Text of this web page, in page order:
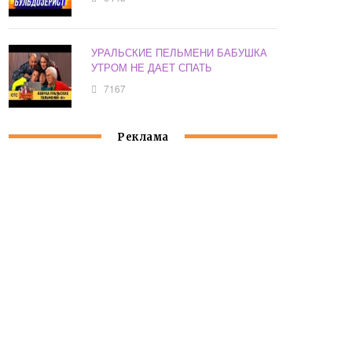
УРАЛЬСКИЕ ПЕЛЬМЕНИ БАБУШКА
УТРОМ НЕ ДАЕТ СПАТЬ
7167
Реклама